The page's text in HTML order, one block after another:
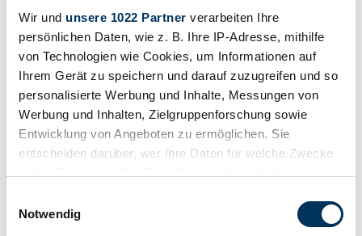
Wir und unsere 1022 Partner verarbeiten Ihre
persönlichen Daten, wie z. B. Ihre IP-Adresse, mithilfe
von Technologien wie Cookies, um Informationen auf
Ihrem Gerät zu speichern und darauf zuzugreifen und so
personalisierte Werbung und Inhalte, Messungen von
Werbung und Inhalten, Zielgruppenforschung sowie
Entwicklung von Angeboten zu ermöglichen. Sie
entscheiden darüber, wer Ihre Daten für welche Zwecke
Trigger Symbol ändern oder widerrufen
Notwendig
$38,748